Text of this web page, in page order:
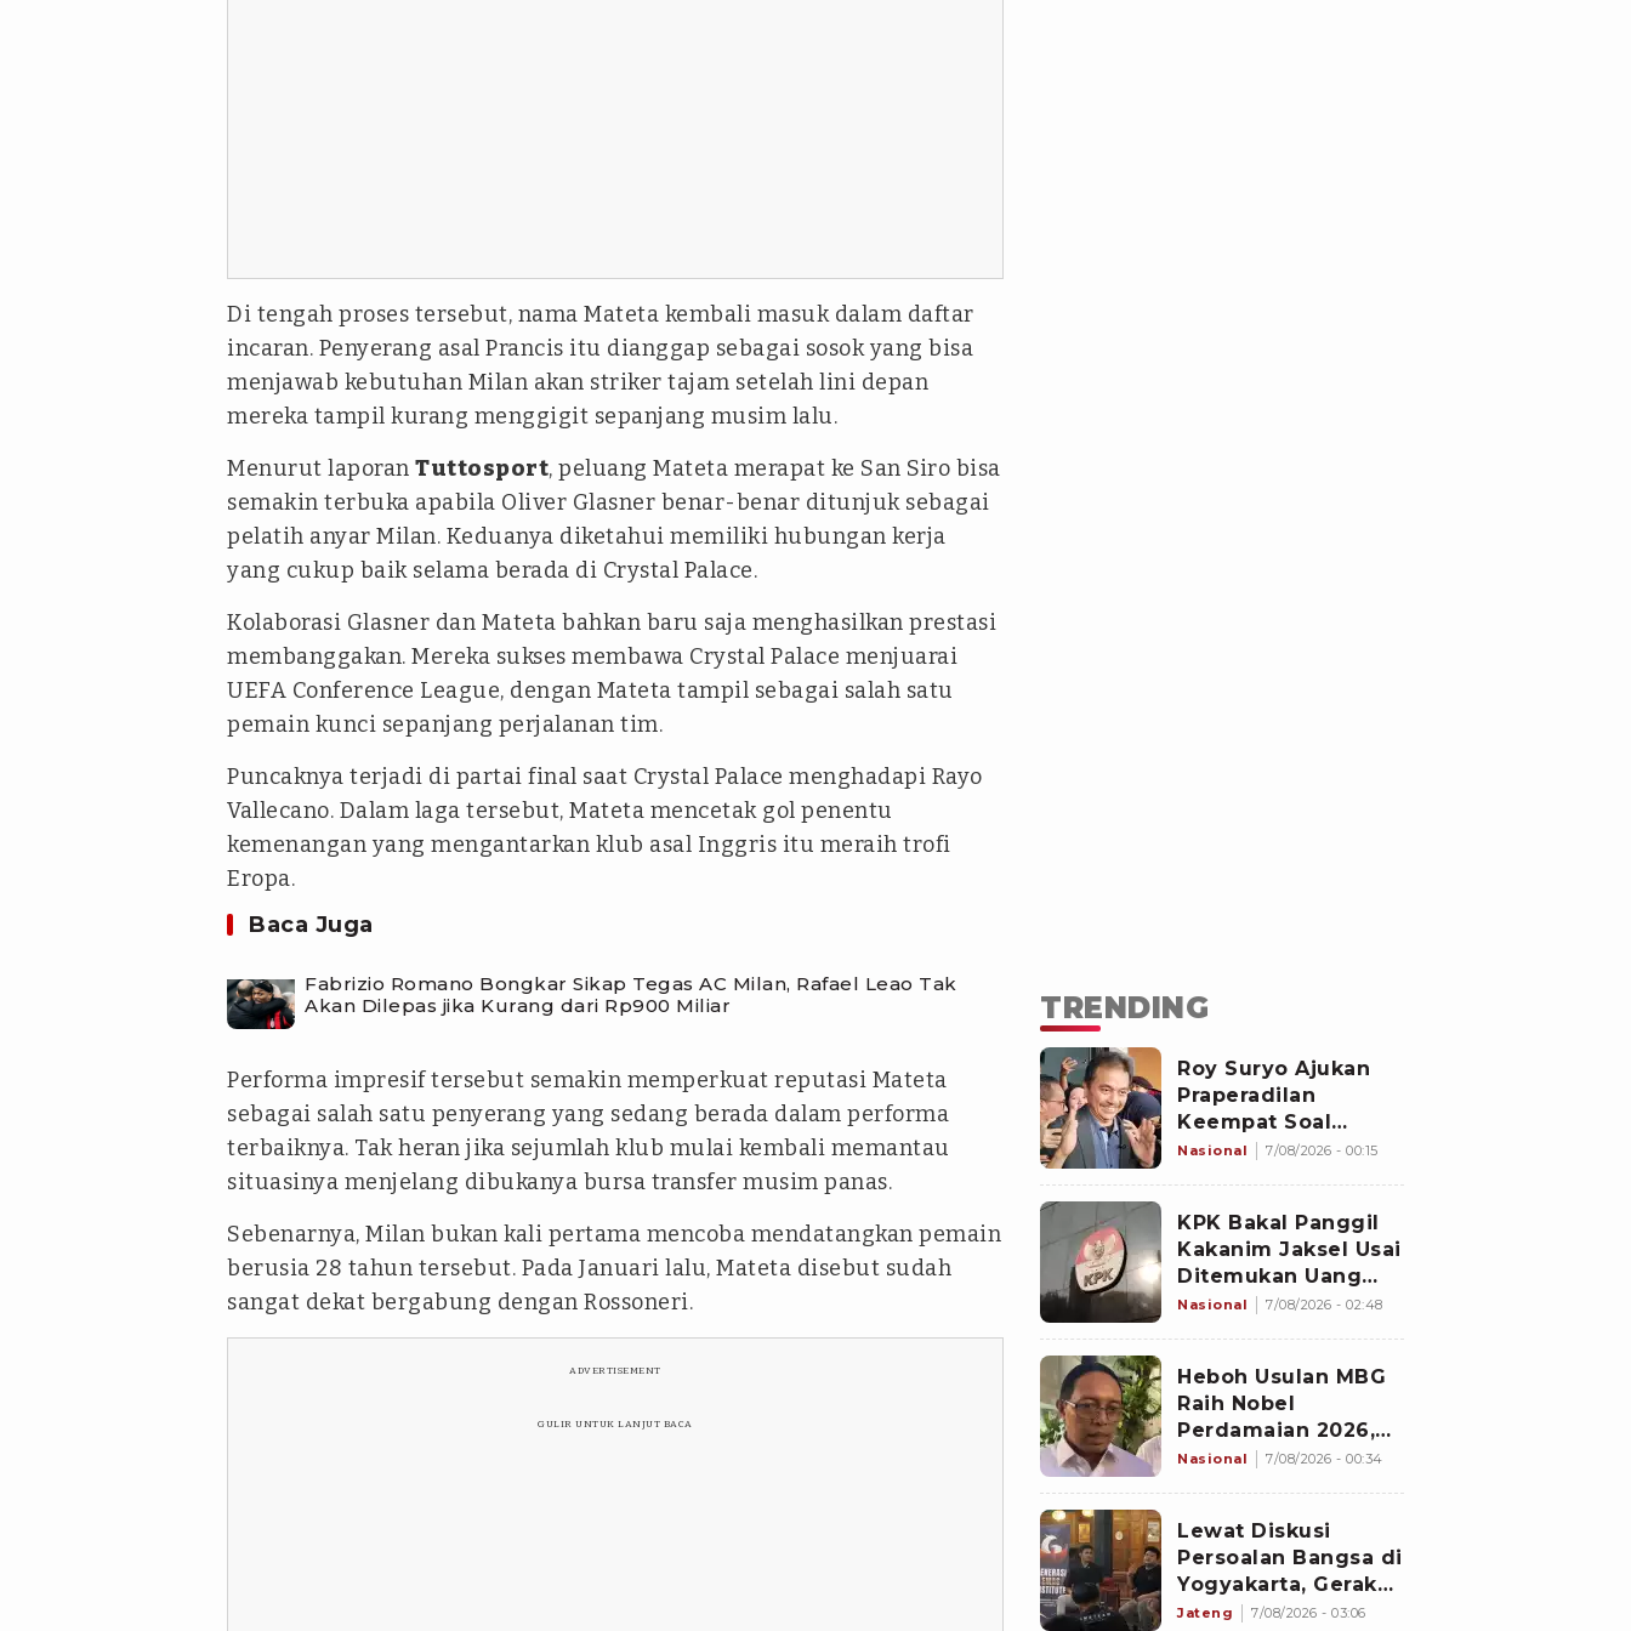
Di tengah proses tersebut, nama Mateta kembali masuk dalam daftar
incaran. Penyerang asal Prancis itu dianggap sebagai sosok yang bisa
menjawab kebutuhan Milan akan striker tajam setelah lini depan
mereka tampil kurang menggigit sepanjang musim lalu.
Menurut laporan Tuttosport, peluang Mateta merapat ke San Siro bisa
semakin terbuka apabila Oliver Glasner benar-benar ditunjuk sebagai
pelatih anyar Milan. Keduanya diketahui memiliki hubungan kerja
yang cukup baik selama berada di Crystal Palace.
Kolaborasi Glasner dan Mateta bahkan baru saja menghasilkan prestasi
membanggakan. Mereka sukses membawa Crystal Palace menjuarai
UEFA Conference League, dengan Mateta tampil sebagai salah satu
pemain kunci sepanjang perjalanan tim.
Puncaknya terjadi di partai final saat Crystal Palace menghadapi Rayo
Vallecano. Dalam laga tersebut, Mateta mencetak gol penentu
kemenangan yang mengantarkan klub asal Inggris itu meraih trofi
Eropa.
Baca Juga
Fabrizio Romano Bongkar Sikap Tegas AC Milan, Rafael Leao Tak
Akan Dilepas jika Kurang dari Rp900 Miliar
Performa impresif tersebut semakin memperkuat reputasi Mateta
sebagai salah satu penyerang yang sedang berada dalam performa
terbaiknya. Tak heran jika sejumlah klub mulai kembali memantau
situasinya menjelang dibukanya bursa transfer musim panas.
Sebenarnya, Milan bukan kali pertama mencoba mendatangkan pemain
berusia 28 tahun tersebut. Pada Januari lalu, Mateta disebut sudah
sangat dekat bergabung dengan Rossoneri.
ADVERTISEMENT
GULIR UNTUK LANJUT BACA
TRENDING
Roy Suryo Ajukan
Praperadilan
Keempat Soal
Status Cekal
Nasional 7/08/2026 - 00:15
KPK Bakal Panggil
Kakanim Jaksel Usai
Ditemukan Uang
8.500 Dolar
Nasional 7/08/2026 - 02:48
Heboh Usulan MBG
Raih Nobel
Perdamaian 2026,
Istana Akhirnya
Nasional 7/08/2026 - 00:34
Lewat Diskusi
Persoalan Bangsa di
Yogyakarta, Gerakan
Iqra Indonesia
Jateng 7/08/2026 - 03:06